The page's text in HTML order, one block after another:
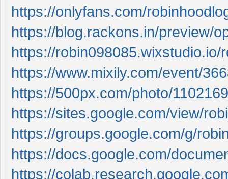
https://onlyfans.com/
https://blog.rackons.in/preview/
https://robin098085.wixstudio.io/
https://www.mixily.com/event/
https://500px.com/photo/
https://sites.google.com/view/
https://groups.google.com/g/
https://docs.google.com/
https://